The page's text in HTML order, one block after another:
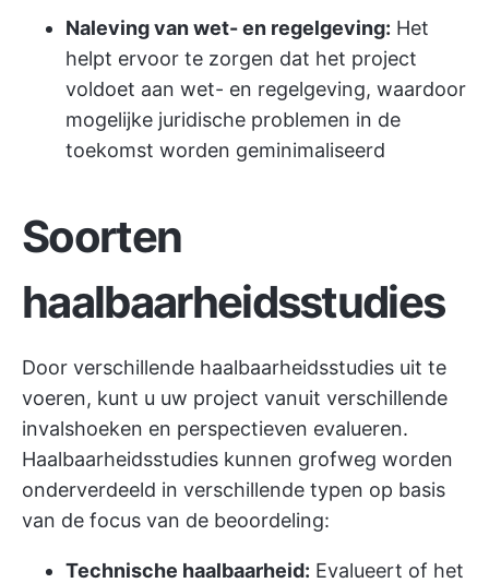
Naleving van wet- en regelgeving: Het
helpt ervoor te zorgen dat het project
voldoet aan wet- en regelgeving, waardoor
mogelijke juridische problemen in de
toekomst worden geminimaliseerd
Soorten
haalbaarheidsstudies
Door verschillende haalbaarheidsstudies uit te
voeren, kunt u uw project vanuit verschillende
invalshoeken en perspectieven evalueren.
Haalbaarheidsstudies kunnen grofweg worden
onderverdeeld in verschillende typen op basis
van de focus van de beoordeling:
Technische haalbaarheid: Evalueert of het